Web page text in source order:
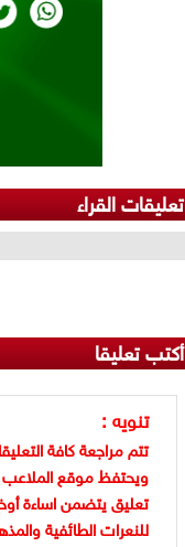
تعليقات القراء
أكتب تعليقا
تنويه :
تتم مراجعة كافة
ويحتفظ موقع
تعليق يتضمن اساءة
للنعرات الطائفية